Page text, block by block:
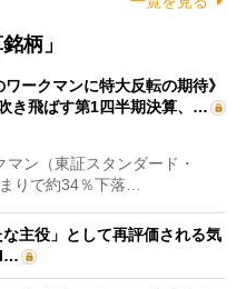
柄」
ワークマンに特大反転の期待》
き飛ばす第1四半期決算、…
ン（東証スタンダード・
りで約34％下落…
主役」として再評価される気